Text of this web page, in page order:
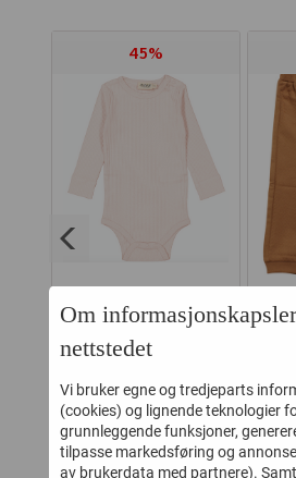
45%
MARMAR BODY
MODAL PLAIN
339,-
186,-
Kjøp
Om
nettstedet
Vi bruker egne og tredjeparts
(cookies) og lignende teknologier
grunnleggende funksjoner,
tilpasse markedsføring og
av brukerdata med partnere).